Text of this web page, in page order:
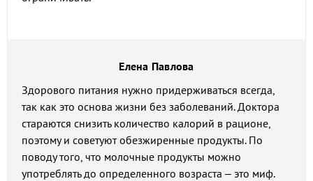
Елена Павлова
Здорового питания нужно придерживаться всегда,
так как это основа жизни без заболеваний. Доктора
стараются снизить количество калорий в рационе,
поэтому и советуют обезжиренные продукты. По
поводу того, что молочные продукты можно
употреблять до определенного возраста – это миф.